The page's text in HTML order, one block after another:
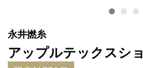
永井撚糸
アップルテックスシ